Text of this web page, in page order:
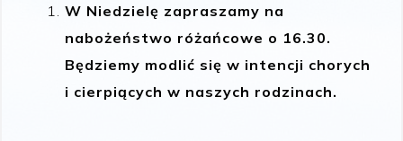
W Niedzielę zapraszamy na
nabożeństwo różańcowe o 16.30.
Będziemy modlić się w intencji chorych
i cierpiących w naszych rodzinach.